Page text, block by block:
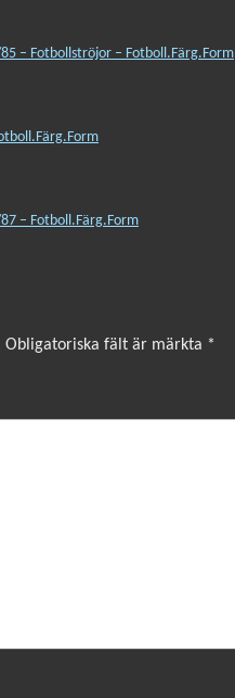
– Fotbollströjor – Fotboll.Färg.Form
– Fotboll.Färg.Form
Obligatoriska fält är märkta *